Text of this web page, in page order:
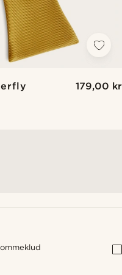
179,00 kr